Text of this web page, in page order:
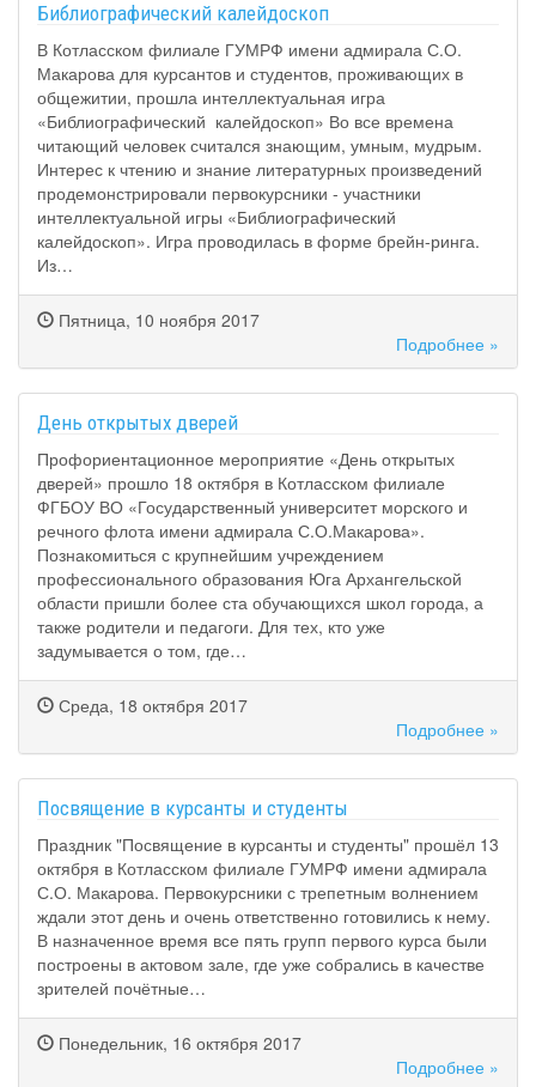
Библиографический калейдоскоп
В Котласском филиале ГУМРФ имени адмирала С.О.
Макарова для курсантов и студентов, проживающих в
общежитии, прошла интеллектуальная игра
«Библиографический калейдоскоп» Во все времена
читающий человек считался знающим, умным, мудрым.
Интерес к чтению и знание литературных произведений
продемонстрировали первокурсники - участники
интеллектуальной игры «Библиографический
калейдоскоп». Игра проводилась в форме брейн-ринга.
Из…
Пятница, 10 ноября 2017
Подробнее »
День открытых дверей
Профориентационное мероприятие «День открытых
дверей» прошло 18 октября в Котласском филиале
ФГБОУ ВО «Государственный университет морского и
речного флота имени адмирала С.О.Макарова».
Познакомиться с крупнейшим учреждением
профессионального образования Юга Архангельской
области пришли более ста обучающихся школ города, а
также родители и педагоги. Для тех, кто уже
задумывается о том, где…
Среда, 18 октября 2017
Подробнее »
Посвящение в курсанты и студенты
Праздник "Посвящение в курсанты и студенты" прошёл 13
октября в Котласском филиале ГУМРФ имени адмирала
С.О. Макарова. Первокурсники с трепетным волнением
ждали этот день и очень ответственно готовились к нему.
В назначенное время все пять групп первого курса были
построены в актовом зале, где уже собрались в качестве
зрителей почётные…
Понедельник, 16 октября 2017
Подробнее »